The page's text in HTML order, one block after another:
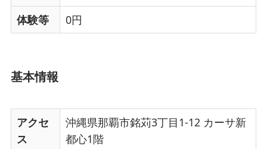
体験等
0円
基本情報
アクセ
ス
沖縄県那覇市銘苅3丁目1-12 カーサ新
都心1階